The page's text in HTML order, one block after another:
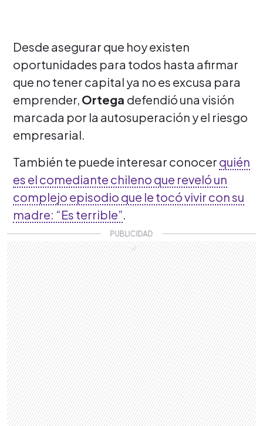
Desde asegurar que hoy existen
oportunidades para todos hasta afirmar
que no tener capital ya no es excusa para
emprender, Ortega defendió una visión
marcada por la autosuperación y el riesgo
empresarial.
También te puede interesar conocer quién
es el comediante chileno que reveló un
complejo episodio que le tocó vivir con su
madre: “Es terrible”.